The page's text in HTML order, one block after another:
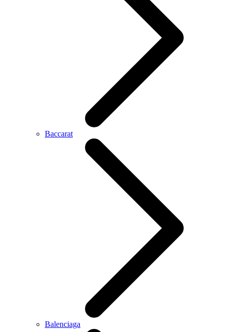
Baccarat
Balenciaga